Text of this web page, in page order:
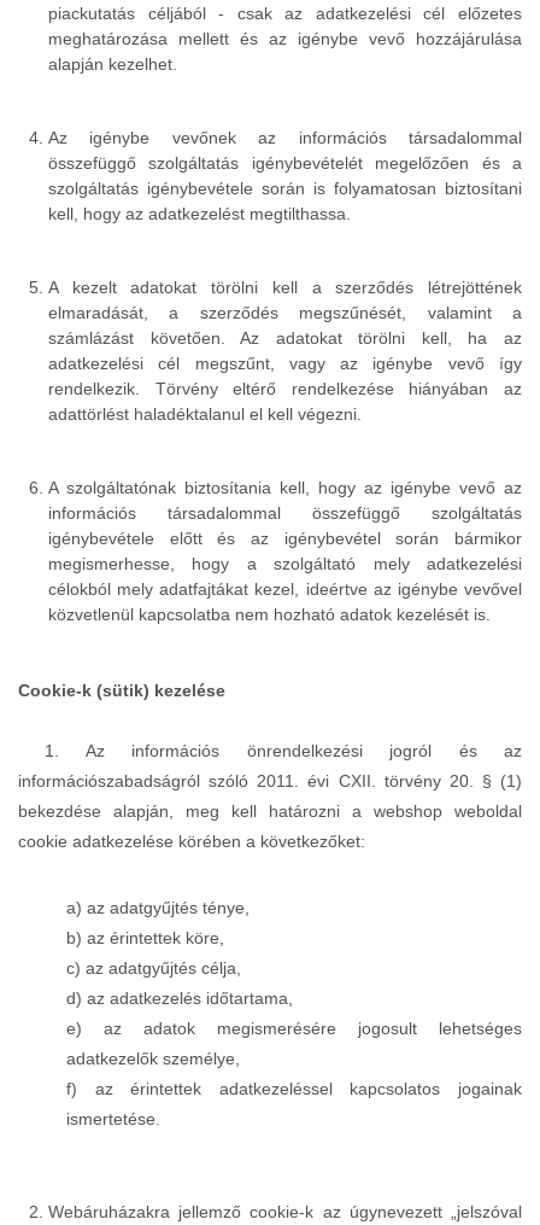
piackutatás céljából - csak az adatkezelési cél előzetes
meghatározása mellett és az igénybe vevő hozzájárulása
alapján kezelhet.
Az igénybe vevőnek az információs társadalommal
összefüggő szolgáltatás igénybevételét megelőzően és a
szolgáltatás igénybevétele során is folyamatosan biztosítani
kell, hogy az adatkezelést megtilthassa.
A kezelt adatokat törölni kell a szerződés létrejöttének
elmaradását, a szerződés megszűnését, valamint a
számlázást követően. Az adatokat törölni kell, ha az
adatkezelési cél megszűnt, vagy az igénybe vevő így
rendelkezik. Törvény eltérő rendelkezése hiányában az
adattörlést haladéktalanul el kell végezni.
A szolgáltatónak biztosítania kell, hogy az igénybe vevő az
információs társadalommal összefüggő szolgáltatás
igénybevétele előtt és az igénybevétel során bármikor
megismerhesse, hogy a szolgáltató mely adatkezelési
célokból mely adatfajtákat kezel, ideértve az igénybe vevővel
közvetlenül kapcsolatba nem hozható adatok kezelését is.
Cookie-k (sütik) kezelése
1. Az információs önrendelkezési jogról és az
információszabadságról szóló 2011. évi CXII. törvény 20. § (1)
bekezdése alapján, meg kell határozni a webshop weboldal
cookie adatkezelése körében a következőket:
a) az adatgyűjtés ténye,
b) az érintettek köre,
c) az adatgyűjtés célja,
d) az adatkezelés időtartama,
e) az adatok megismerésére jogosult lehetséges
adatkezelők személye,
f) az érintettek adatkezeléssel kapcsolatos jogainak
ismertetése.
Webáruházakra jellemző cookie-k az úgynevezett „jelszóval